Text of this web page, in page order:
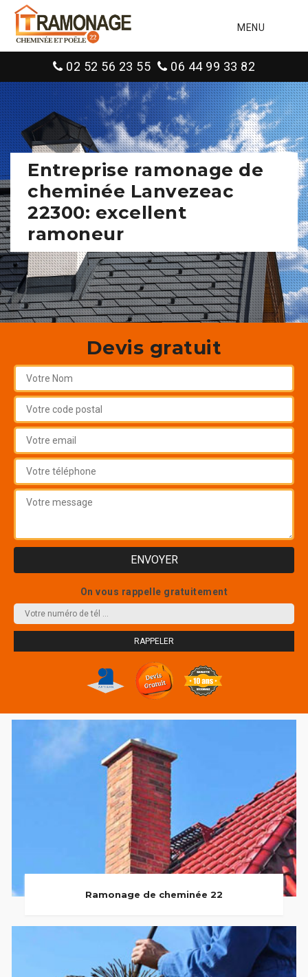
MENU
02 52 56 23 55 06 44 99 33 82
Entreprise ramonage de
cheminée Lanvezeac
22300: excellent
ramoneur
Devis gratuit
On vous rappelle gratuitement
Ramonage de cheminée 22